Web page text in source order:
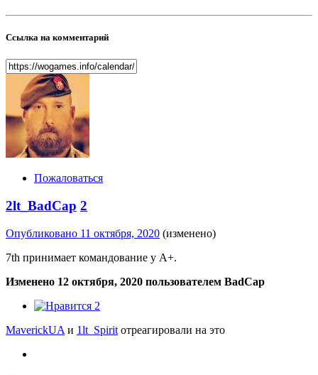
Ссылка на комментарий
Пожаловаться
2lt_BadCap 2
Опубликовано 11 октября, 2020 (изменено)
7th принимает командование у A+.
Изменено 12 октября, 2020 пользователем BadCap
2
MaverickUA и 1lt_Spirit отреагировали на это